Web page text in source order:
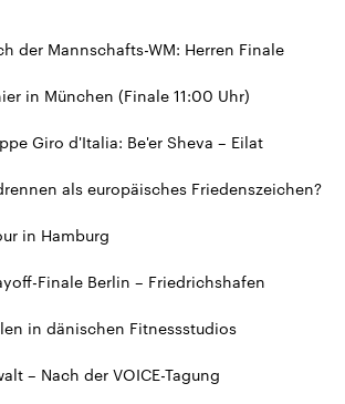
der Mannschafts-WM: Herren Finale
in München (Finale 11:00 Uhr)
Giro d'Italia: Be'er Sheva – Eilat
als europäisches Friedenszeichen?
in Hamburg
Finale Berlin – Friedrichshafen
in dänischen Fitnessstudios
– Nach der VOICE-Tagung